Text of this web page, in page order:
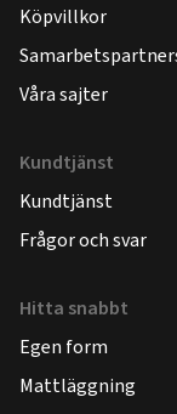
Köpvillkor
Våra sajter
Kundtjänst
Kundtjänst
Frågor och svar
Hitta snabbt
Egen form
Mattläggning